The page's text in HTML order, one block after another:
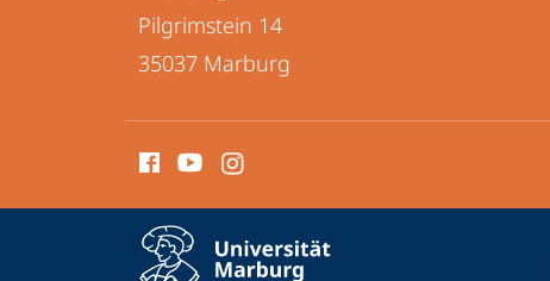
für
Kunstgeschichte
Bildarchiv
Foto
Marburg
Pilgrimstein 14
35037 Marburg
Media
Kontakte
Service-
NavigationKontaktinformationen